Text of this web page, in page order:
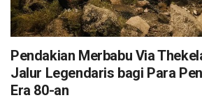
Pendakian Merbabu Via
Jalur Legendaris bagi Para
Era 80-an